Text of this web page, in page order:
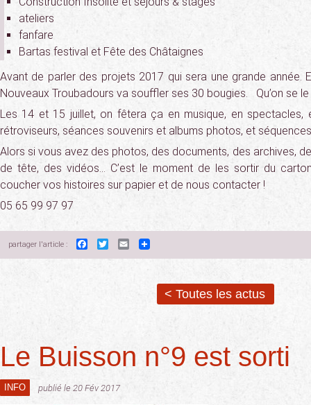
ateliers
fanfare
Bartas festival et Fête des Châtaignes
Avant de parler des projets 2017 qui sera une grande année.
Nouveaux Troubadours va souffler ses 30 bougies. Qu’on se le
Les 14 et 15 juillet, on fêtera ça en musique, en
rétroviseurs, séances souvenirs et albums photos, et
Alors si vous avez des photos, des documents, des archives,
de tête, des vidéos… C’est le moment de les sortir du
coucher vos histoires sur papier et de nous contacter !
05 65 99 97 97
partager l'article : Facebook
TwitterEmail
< Toutes les actus
Le Buisson n°9 est sorti
INFO publié le 20 Fév 2017